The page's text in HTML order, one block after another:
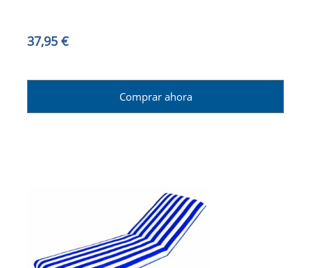
37,95 €
Comprar ahora